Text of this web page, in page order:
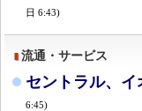
日 6:43)
流通・サービス
セントラル、
6:45)